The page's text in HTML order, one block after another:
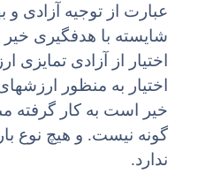
عبارت از توجیه آزادى و
شایسته با هدف‏گیرى خیر
اختیار از آزادى
اختیار به منظور
خیر است به کار گرفته
گونه نیست. و هیچ نوع
ندارد.